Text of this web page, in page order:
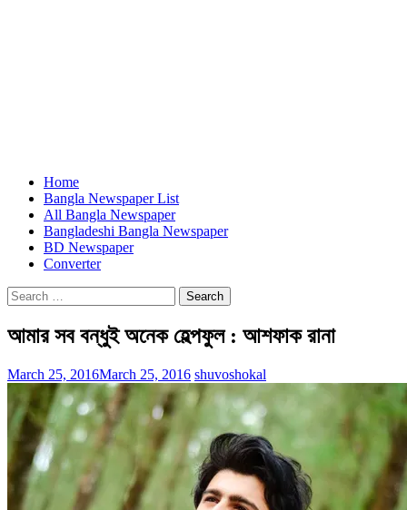
Home
Bangla Newspaper List
All Bangla Newspaper
Bangladeshi Bangla Newspaper
BD Newspaper
Converter
Search
for:
আমার সব বন্ধুই অনেক হেল্পফুল : আশফাক রানা
March 25, 2016March 25, 2016 shuvoshokal